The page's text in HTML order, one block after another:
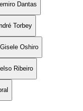
Dantas
Torbey
Oshiro
Ribeiro